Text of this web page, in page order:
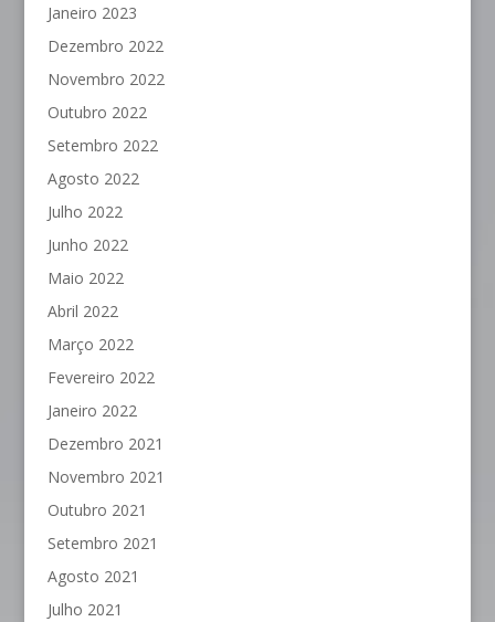
Janeiro 2023
Dezembro 2022
Novembro 2022
Outubro 2022
Setembro 2022
Agosto 2022
Julho 2022
Junho 2022
Maio 2022
Abril 2022
Março 2022
Fevereiro 2022
Janeiro 2022
Dezembro 2021
Novembro 2021
Outubro 2021
Setembro 2021
Agosto 2021
Julho 2021